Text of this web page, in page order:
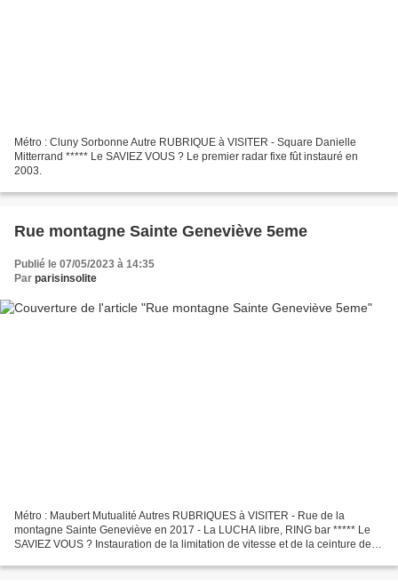
Métro : Cluny Sorbonne Autre RUBRIQUE à VISITER - Square Danielle
Mitterrand ***** Le SAVIEZ VOUS ? Le premier radar fixe fût instauré en
2003.
Rue montagne Sainte Geneviève 5eme
Publié le 07/05/2023 à 14:35
Par parisinsolite
Métro : Maubert Mutualité Autres RUBRIQUES à VISITER - Rue de la
montagne Sainte Geneviève en 2017 - La LUCHA libre, RING bar ***** Le
SAVIEZ VOUS ? Instauration de la limitation de vitesse et de la ceinture de